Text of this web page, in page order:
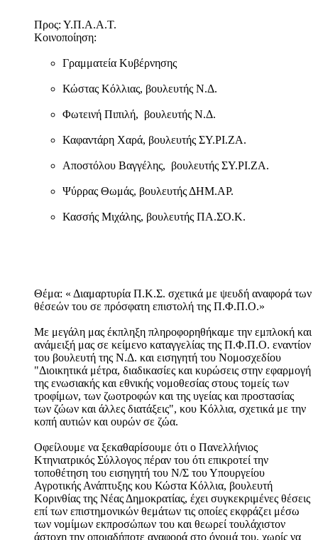
Προς: Υ.Π.Α.Α.Τ.
Κοινοποίηση:
Γραμματεία Κυβέρνησης
Κώστας Κόλλιας, βουλευτής Ν.Δ.
Φωτεινή Πιπιλή, βουλευτής Ν.Δ.
Καφαντάρη Χαρά, βουλευτής ΣΥ.ΡΙ.ΖΑ.
Αποστόλου Βαγγέλης, βουλευτής ΣΥ.ΡΙ.ΖΑ.
Ψύρρας Θωμάς, βουλευτής ΔΗΜ.ΑΡ.
Κασσής Μιχάλης, βουλευτής ΠΑ.ΣΟ.Κ.
Θέμα: « Διαμαρτυρία Π.Κ.Σ. σχετικά με ψευδή αναφορά των
θέσεών του σε πρόσφατη επιστολή της Π.Φ.Π.Ο.»
Με μεγάλη μας έκπληξη πληροφορηθήκαμε την εμπλοκή και
ανάμειξή μας σε κείμενο καταγγελίας της Π.Φ.Π.Ο. εναντίον
του βουλευτή της Ν.Δ. και εισηγητή του Νομοσχεδίου
"Διοικητικά μέτρα, διαδικασίες και κυρώσεις στην εφαρμογή
της ενωσιακής και εθνικής νομοθεσίας στους τομείς των
τροφίμων, των ζωοτροφών και της υγείας και προστασίας
των ζώων και άλλες διατάξεις", κου Κόλλια, σχετικά με την
κοπή αυτιών και ουρών σε ζώα.
Οφείλουμε να ξεκαθαρίσουμε ότι ο Πανελλήνιος
Κτηνιατρικός Σύλλογος πέραν του ότι επικροτεί την
τοποθέτηση του εισηγητή του Ν/Σ του Υπουργείου
Αγροτικής Ανάπτυξης κου Κώστα Κόλλια, βουλευτή
Κορινθίας της Νέας Δημοκρατίας, έχει συγκεκριμένες θέσεις
επί των επιστημονικών θεμάτων τις οποίες εκφράζει μέσω
των νομίμων εκπροσώπων του και θεωρεί τουλάχιστον
άστοχη την οποιαδήποτε αναφορά στο όνομά του, χωρίς να